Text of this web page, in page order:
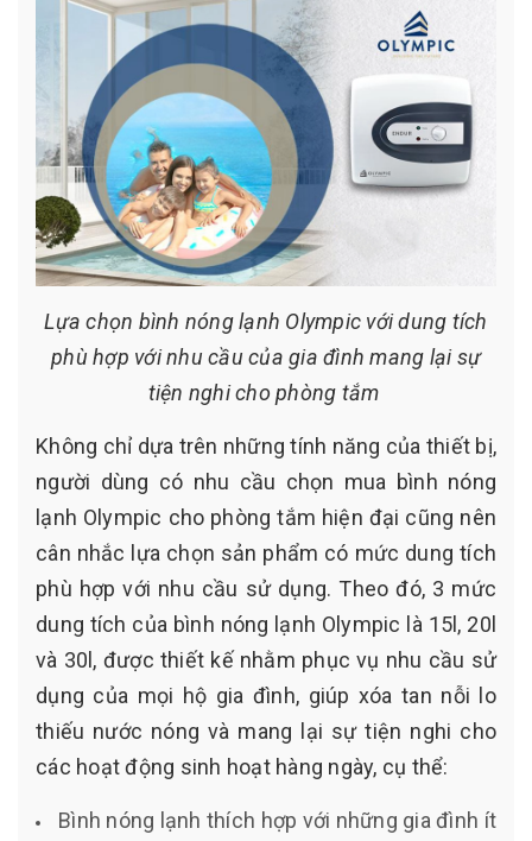
Lựa chọn bình nóng lạnh Olympic với dung tích
phù hợp với nhu cầu của gia đình mang lại sự
tiện nghi cho phòng tắm
Không chỉ dựa trên những tính năng của thiết bị,
người dùng có nhu cầu chọn mua bình nóng
lạnh Olympic cho phòng tắm hiện đại cũng nên
cân nhắc lựa chọn sản phẩm có mức dung tích
phù hợp với nhu cầu sử dụng. Theo đó, 3 mức
dung tích của bình nóng lạnh Olympic là 15l, 20l
và 30l, được thiết kế nhằm phục vụ nhu cầu sử
dụng của mọi hộ gia đình, giúp xóa tan nỗi lo
thiếu nước nóng và mang lại sự tiện nghi cho
các hoạt động sinh hoạt hàng ngày, cụ thể:
Bình nóng lạnh thích hợp với những gia đình ít